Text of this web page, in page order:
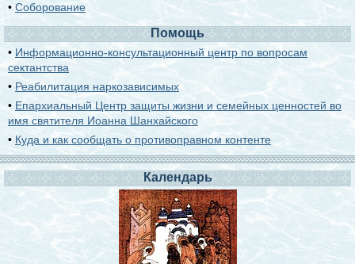
•Соборование
Помощь
• Информационно-консультационный центр по вопросам
сектантства
• Реабилитация наркозависимых
• Епархиальный Центр защиты жизни и семейных ценностей во
имя святителя Иоанна Шанхайского
• Куда и как сообщать о противоправном контенте
Календарь